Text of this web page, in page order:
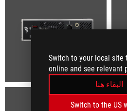
Switch to your local site
online and see relevant
البقاء هنا
Switch to the US